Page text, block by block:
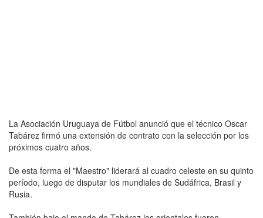
La Asociación Uruguaya de Fútbol anunció que el técnico Oscar
Tabárez firmó una extensión de contrato con la selección por los
próximos cuatro años.
De esta forma el "Maestro" liderará al cuadro celeste en su quinto
período, luego de disputar los mundiales de Sudáfrica, Brasil y
Rusia.